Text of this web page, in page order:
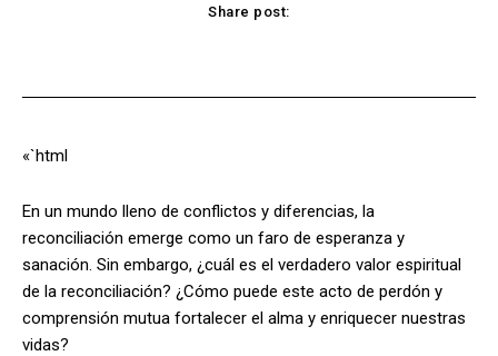
Share post:
«`html
En un mundo lleno de conflictos y diferencias, la
reconciliación emerge como un faro de esperanza y
sanación. Sin embargo, ¿cuál es el verdadero valor espiritual
de la reconciliación? ¿Cómo puede este acto de perdón y
comprensión mutua fortalecer el alma y enriquecer nuestras
vidas?